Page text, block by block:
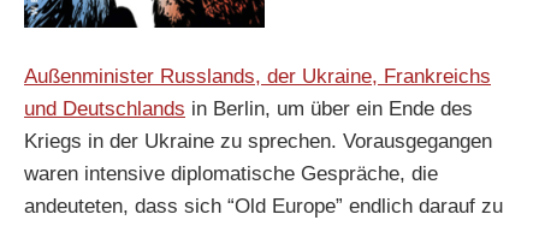
Außenminister Russlands, der Ukraine, Frankreichs
und Deutschlands in Berlin, um über ein Ende des
Kriegs in der Ukraine zu sprechen. Vorausgegangen
waren intensive diplomatische Gespräche, die
andeuteten, dass sich “Old Europe” endlich darauf zu